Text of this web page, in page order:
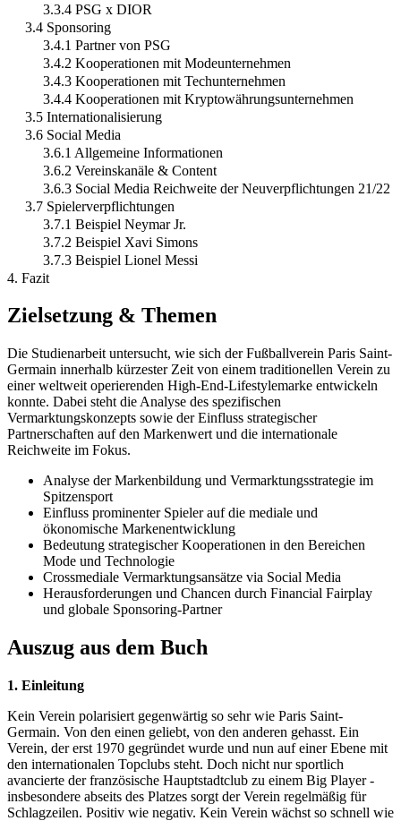
3.3.4 PSG x DIOR
3.4 Sponsoring
3.4.1 Partner von PSG
3.4.2 Kooperationen mit Modeunternehmen
3.4.3 Kooperationen mit Techunternehmen
3.4.4 Kooperationen mit Kryptowährungsunternehmen
3.5 Internationalisierung
3.6 Social Media
3.6.1 Allgemeine Informationen
3.6.2 Vereinskanäle & Content
3.6.3 Social Media Reichweite der Neuverpflichtungen 21/22
3.7 Spielerverpflichtungen
3.7.1 Beispiel Neymar Jr.
3.7.2 Beispiel Xavi Simons
3.7.3 Beispiel Lionel Messi
4. Fazit
Zielsetzung & Themen
Die Studienarbeit untersucht, wie sich der Fußballverein Paris Saint-
Germain innerhalb kürzester Zeit von einem traditionellen Verein zu
einer weltweit operierenden High-End-Lifestylemarke entwickeln
konnte. Dabei steht die Analyse des spezifischen
Vermarktungskonzepts sowie der Einfluss strategischer
Partnerschaften auf den Markenwert und die internationale
Reichweite im Fokus.
Analyse der Markenbildung und Vermarktungsstrategie im
Spitzensport
Einfluss prominenter Spieler auf die mediale und
ökonomische Markenentwicklung
Bedeutung strategischer Kooperationen in den Bereichen
Mode und Technologie
Crossmediale Vermarktungsansätze via Social Media
Herausforderungen und Chancen durch Financial Fairplay
und globale Sponsoring-Partner
Auszug aus dem Buch
1. Einleitung
Kein Verein polarisiert gegenwärtig so sehr wie Paris Saint-
Germain. Von den einen geliebt, von den anderen gehasst. Ein
Verein, der erst 1970 gegründet wurde und nun auf einer Ebene mit
den internationalen Topclubs steht. Doch nicht nur sportlich
avancierte der französische Hauptstadtclub zu einem Big Player -
insbesondere abseits des Platzes sorgt der Verein regelmäßig für
Schlagzeilen. Positiv wie negativ. Kein Verein wächst so schnell wie